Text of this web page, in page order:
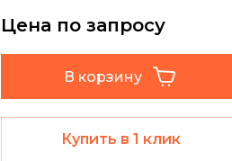
Цена по запросу
В корзину
Купить в 1 клик